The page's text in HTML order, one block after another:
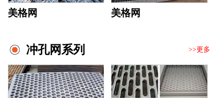
美格网 美格网
冲孔网系列 >>更多